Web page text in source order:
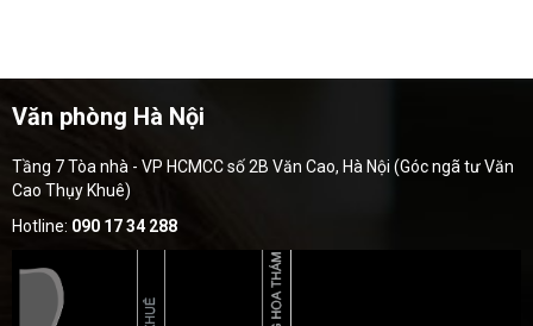
Văn phòng Hà Nội
Tầng 7 Tòa nhà - VP HCMCC số 2B Văn Cao, Hà Nội (Góc ngã tư Văn
Cao Thụy Khuê)
Hotline: 090 17 34 288